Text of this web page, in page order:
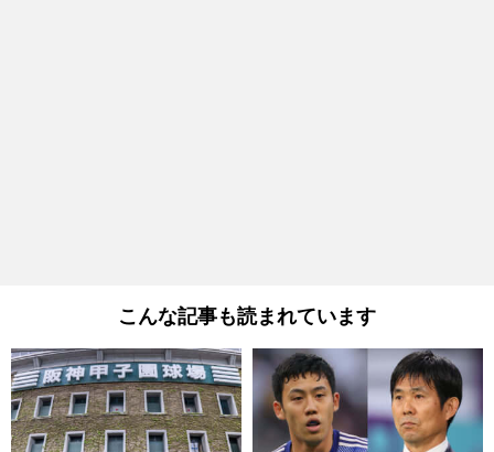
こんな記事も読まれています